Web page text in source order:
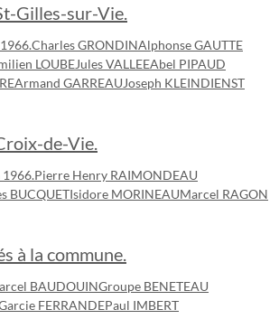
Gilles-sur-Vie.
Charles GRONDINAlphonse GAUTTE
LOUBEJules VALLEEAbel PIPAUD
Armand GARREAUJoseph KLEINDIENST
de-Vie.
1966.Pierre Henry RAIMONDEAU
BUCQUETIsidore MORINEAUMarcel RAGON
à la commune.
BAUDOUINGroupe BENETEAU
FERRANDEPaul IMBERT